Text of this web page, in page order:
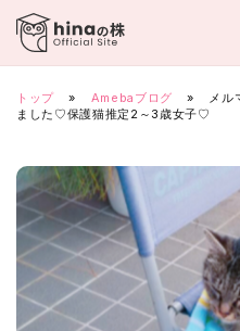
Skip
content
トップ » Amebaブログ »
メル
ました♡保護猫推定2～3歳女子♡